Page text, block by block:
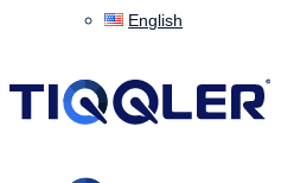
English